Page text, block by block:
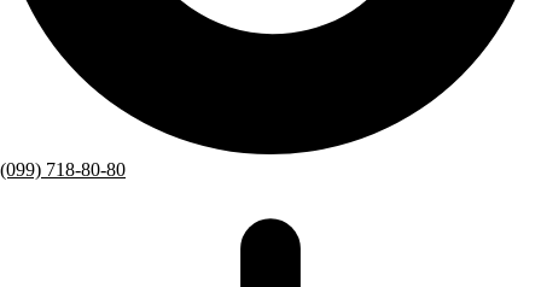
(099) 718-80-80